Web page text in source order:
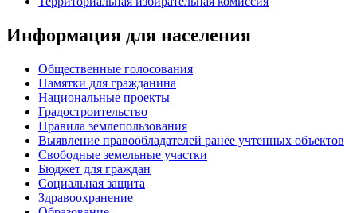
Информация для населения
Общественные голосования
Памятки для гражданина
Национальные проекты
Градостроительство
Правила землепользования
Выявление правообладателей ранее учтенных объектов
Свободные земельные участки
Бюджет для граждан
Социальная защита
Здравоохранение